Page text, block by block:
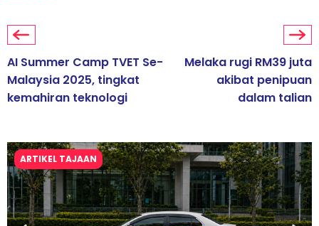
AI Summer Camp TVET Se-
Malaysia 2025, tingkat
kemahiran teknologi
Melaka rugi RM39 juta
akibat penipuan
dalam talian
ARTIKEL TAJAAN